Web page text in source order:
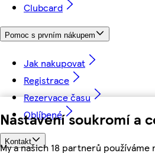
Nastavení soukromí a
My a našich 18 partnerů používáme
Clubcard
Pomoc s prvním nákupem
Jak nakupovat
Registrace
Rezervace času
Oblíbené
Kontakt